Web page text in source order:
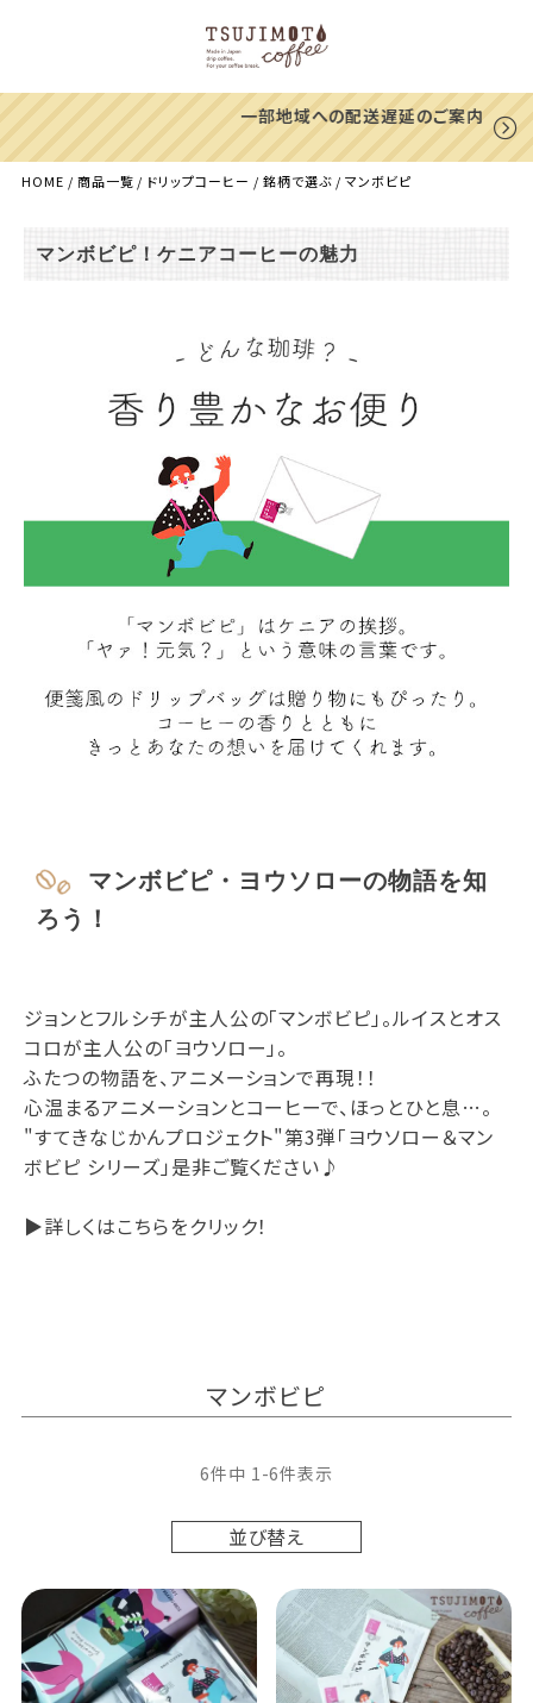
一部地域への配送遅延のご案内
HOME 商品一覧 ドリップコーヒー 銘柄で選ぶ マンボビピ
マンボビピ！ケニアコーヒーの魅力
マンボビピ・ヨウソローの物語を知
ろう！
ジョンとフルシチが主人公の「マンボビピ」。ルイスとオス
コロが主人公の「ヨウソロー」。
ふたつの物語を、アニメーションで再現！！
心温まるアニメーションとコーヒーで、ほっとひと息…。
"すてきなじかんプロジェクト"第3弾「ヨウソロー＆マン
ボビピ シリーズ」是非ご覧ください♪
▶︎詳しくはこちらをクリック！
マンボビピ
並び替え
6件中 1 -6件表示